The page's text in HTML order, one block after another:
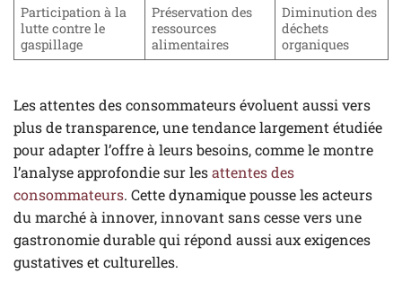
Participation à la
lutte contre le
gaspillage
Préservation des
ressources
alimentaires
Diminution des
déchets
organiques
Les attentes des consommateurs évoluent aussi vers
plus de transparence, une tendance largement étudiée
pour adapter l’offre à leurs besoins, comme le montre
l’analyse approfondie sur lesattentes des
consommateurs. Cette dynamique pousse les acteurs
du marché à innover, innovant sans cesse vers une
gastronomie durable qui répond aussi aux exigences
gustatives et culturelles.